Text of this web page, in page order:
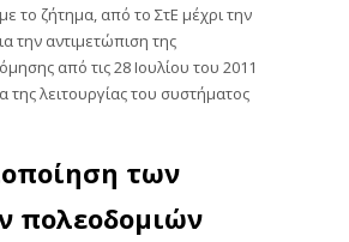
το ζήτημα, από το ΣτΕ μέχρι την
την αντιμετώπιση της
από τις 28 Ιουλίου του 2011
της λειτουργίας του συστήματος
των
πολεοδομιών